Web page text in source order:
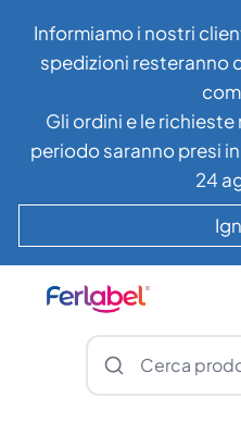
contenuto
Informiamo i nostri
spedizioni resteranno
Gli ordini e le
periodo saranno presi
24